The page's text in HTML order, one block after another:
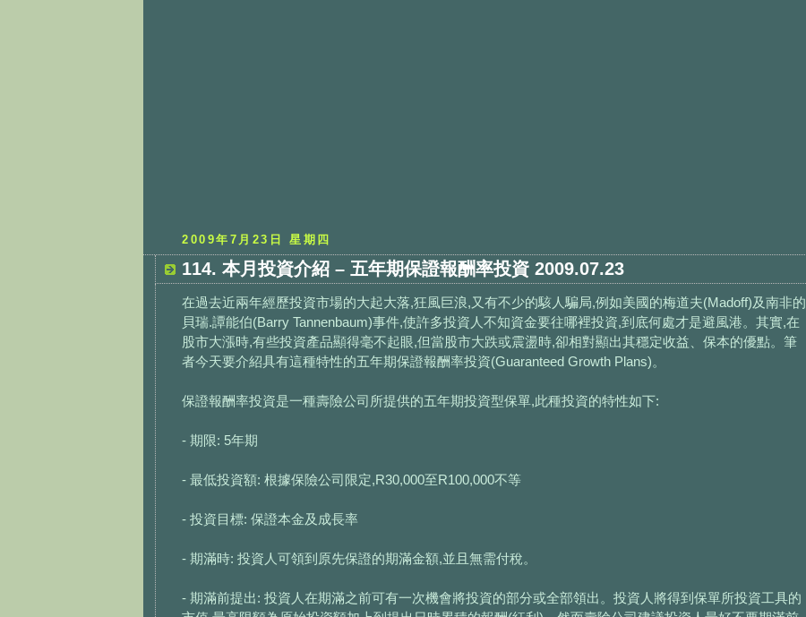
2009年7月23日 星期四
114. 本月投資介紹 – 五年期保證報酬率投資 2009.07.23
在過去近兩年經歷投資市場的大起大落,狂風巨浪,又有不少的駭人騙局,例如美國的梅道夫(Madoff)及南非的
貝瑞.譚能伯(Barry Tannenbaum)事件,使許多投資人不知資金要往哪裡投資,到底何處才是避風港。其實,在
股市大漲時,有些投資產品顯得毫不起眼,但當股市大跌或震盪時,卻相對顯出其穩定收益、保本的優點。筆
者今天要介紹具有這種特性的五年期保證報酬率投資(Guaranteed Growth Plans)。
保證報酬率投資是一種壽險公司所提供的五年期投資型保單,此種投資的特性如下:
- 期限: 5年期
- 最低投資額: 根據保險公司限定,R30,000至R100,000不等
- 投資目標: 保證本金及成長率
- 期滿時: 投資人可領到原先保證的期滿金額,並且無需付稅。
- 期滿前提出: 投資人在期滿之前可有一次機會將投資的部分或全部領出。投資人將得到保單所投資工具的